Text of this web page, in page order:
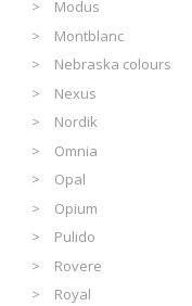
Modus
Montblanc
Nebraska colours
Nexus
Nordik
Omnia
Opal
Opium
Pulido
Rovere
Royal